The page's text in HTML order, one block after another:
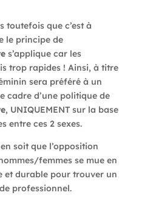
toutefois que c’est à
le principe de
s’applique car les
trop rapides ! Ainsi, à titre
sera préféré à un
cadre d’une politique de
, UNIQUEMENT sur la base
entre ces 2 sexes.
soit que l’opposition
femmes se mue en
et durable pour trouver un
professionnel.